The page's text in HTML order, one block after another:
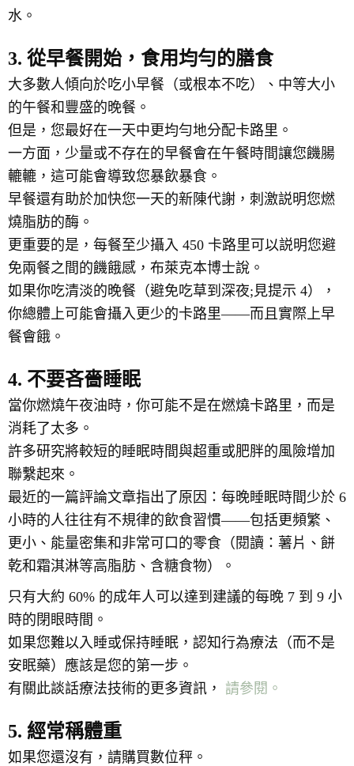
水。
3. 從早餐開始，食用均勻的膳食
大多數人傾向於吃小早餐（或根本不吃）、中等大小
的午餐和豐盛的晚餐。
但是，您最好在一天中更均勻地分配卡路里。
一方面，少量或不存在的早餐會在午餐時間讓您饑腸
轆轆，這可能會導致您暴飲暴食。
早餐還有助於加快您一天的新陳代謝，刺激説明您燃
燒脂肪的酶。
更重要的是，每餐至少攝入 450 卡路里可以説明您避
免兩餐之間的饑餓感，布萊克本博士說。
如果你吃清淡的晚餐（避免吃草到深夜;見提示 4），
你總體上可能會攝入更少的卡路里——而且實際上早
餐會餓。
4. 不要吝嗇睡眠
當你燃燒午夜油時，你可能不是在燃燒卡路里，而是
消耗了太多。
許多研究將較短的睡眠時間與超重或肥胖的風險增加
聯繫起來。
最近的一篇評論文章指出了原因：每晚睡眠時間少於 6
小時的人往往有不規律的飲食習慣——包括更頻繁、
更小、能量密集和非常可口的零食（閱讀：薯片、餅
乾和霜淇淋等高脂肪、含糖食物）。
只有大約 60% 的成年人可以達到建議的每晚 7 到 9 小
時的閉眼時間。
如果您難以入睡或保持睡眠，認知行為療法（而不是
安眠藥）應該是您的第一步。
有關此談話療法技術的更多資訊， 請參閱。
5. 經常稱體重
如果您還沒有，請購買數位秤。